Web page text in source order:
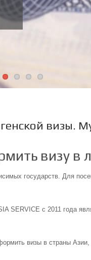
визы.
визу в
государств. Для
SERVICE c 2011 года
визы в страны